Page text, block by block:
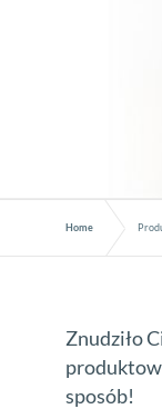
Home
Znudziło
sposób!